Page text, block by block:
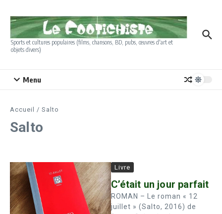
Sports et cultures populaires (films, chansons, BD, pubs, œuvres d'art et
objets divers)
Menu
Accueil / Salto
Salto
Livre
C’était un jour parfait
ROMAN – Le roman « 12
juillet » (Salto, 2016) de